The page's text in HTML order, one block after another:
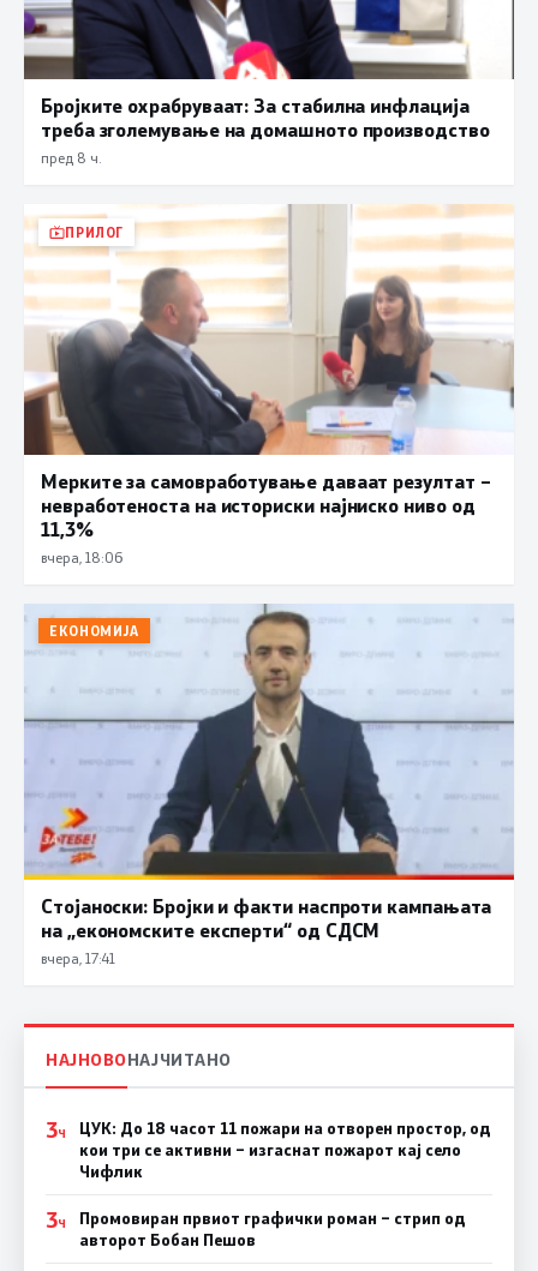
Бројките охрабруваат: За стабилна инфлација
треба зголемување на домашното производство
пред 8 ч.
ПРИЛОГ
Мерките за самовработување даваат резултат –
невработеноста на историски најниско ниво од
11,3%
вчера, 18:06
ЕКОНОМИЈА
Стојаноски: Бројки и факти наспроти кампањата
на „економските експерти“ од СДСM
вчера, 17:41
НАЈНОВОНАЈЧИТАНО
3Ч
ЦУК: До 18 часот 11 пожари на отворен простор, од
кои три се активни – изгаснат пожарот кај село
Чифлик
3Ч
Промовиран првиот графички роман – стрип од
авторот Бобан Пешов